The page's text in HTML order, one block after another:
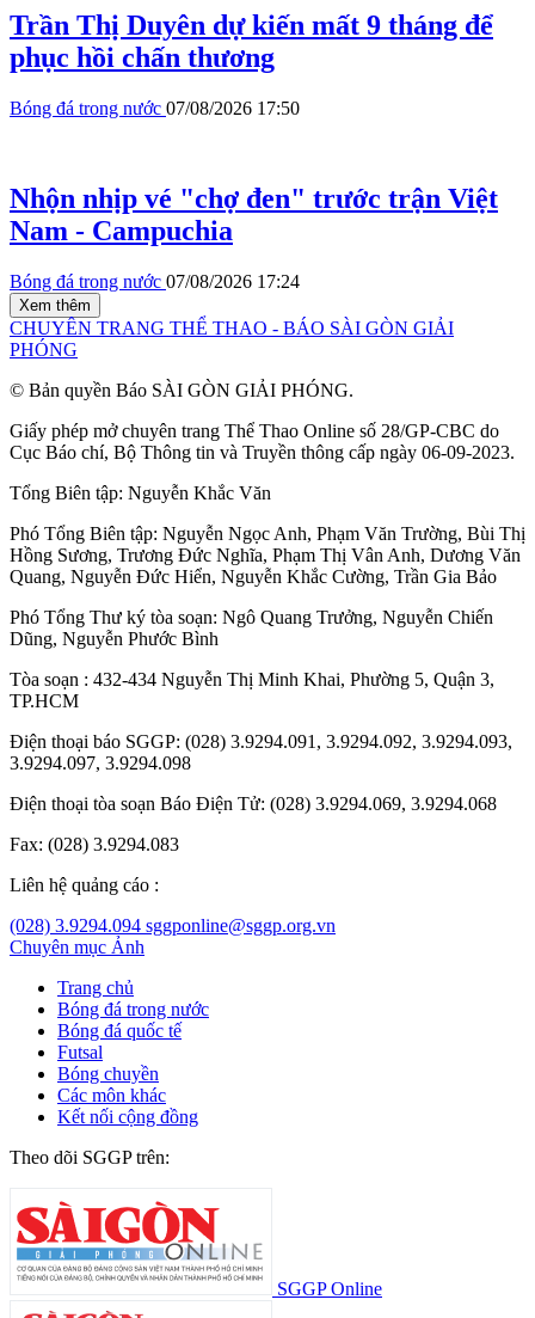
Trần Thị Duyên dự kiến mất 9 tháng để
phục hồi chấn thương
Bóng đá trong nước 07/08/2026 17:50
Nhộn nhịp vé "chợ đen" trước trận Việt
Nam - Campuchia
Bóng đá trong nước 07/08/2026 17:24
Xem thêm
CHUYÊN TRANG THỂ THAO - BÁO SÀI GÒN GIẢI
PHÓNG
© Bản quyền Báo SÀI GÒN GIẢI PHÓNG.
Giấy phép mở chuyên trang Thể Thao Online số 28/GP-CBC do
Cục Báo chí, Bộ Thông tin và Truyền thông cấp ngày 06-09-2023.
Tổng Biên tập: Nguyễn Khắc Văn
Phó Tổng Biên tập: Nguyễn Ngọc Anh, Phạm Văn Trường, Bùi Thị
Hồng Sương, Trương Đức Nghĩa, Phạm Thị Vân Anh, Dương Văn
Quang, Nguyễn Đức Hiển, Nguyễn Khắc Cường, Trần Gia Bảo
Phó Tổng Thư ký tòa soạn: Ngô Quang Trưởng, Nguyễn Chiến
Dũng, Nguyễn Phước Bình
Tòa soạn : 432-434 Nguyễn Thị Minh Khai, Phường 5, Quận 3,
TP.HCM
Điện thoại báo SGGP: (028) 3.9294.091, 3.9294.092, 3.9294.093,
3.9294.097, 3.9294.098
Điện thoại tòa soạn Báo Điện Tử: (028) 3.9294.069, 3.9294.068
Fax: (028) 3.9294.083
Liên hệ quảng cáo :
(028) 3.9294.094 sggponline@sggp.org.vn
Chuyên mục Ảnh
Trang chủ
Bóng đá trong nước
Bóng đá quốc tế
Futsal
Bóng chuyền
Các môn khác
Kết nối cộng đồng
Theo dõi SGGP trên:
SGGP Online